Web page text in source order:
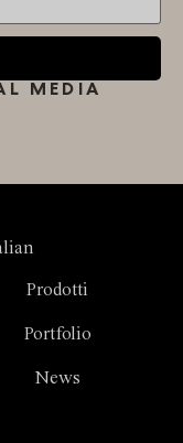
MEDIA
Prodotti
Portfolio
News